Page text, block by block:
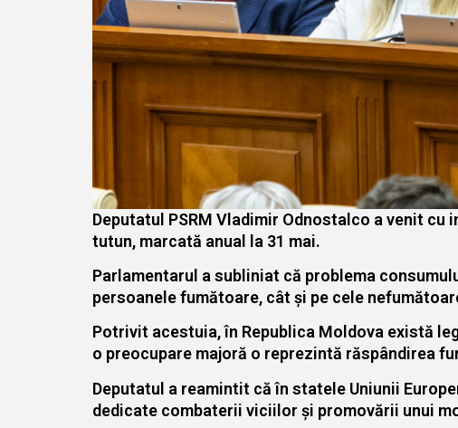
Deputatul PSRM Vladimir Odnostalco a venit
tutun, marcată anual la 31 mai.
Parlamentarul a subliniat că problema
persoanele fumătoare, cât și pe cele
Potrivit acestuia, în Republica Moldova există
o preocupare majoră o reprezintă răspândirea
Deputatul a reamintit că în statele Uniunii
dedicate combaterii viciilor și promovării unui